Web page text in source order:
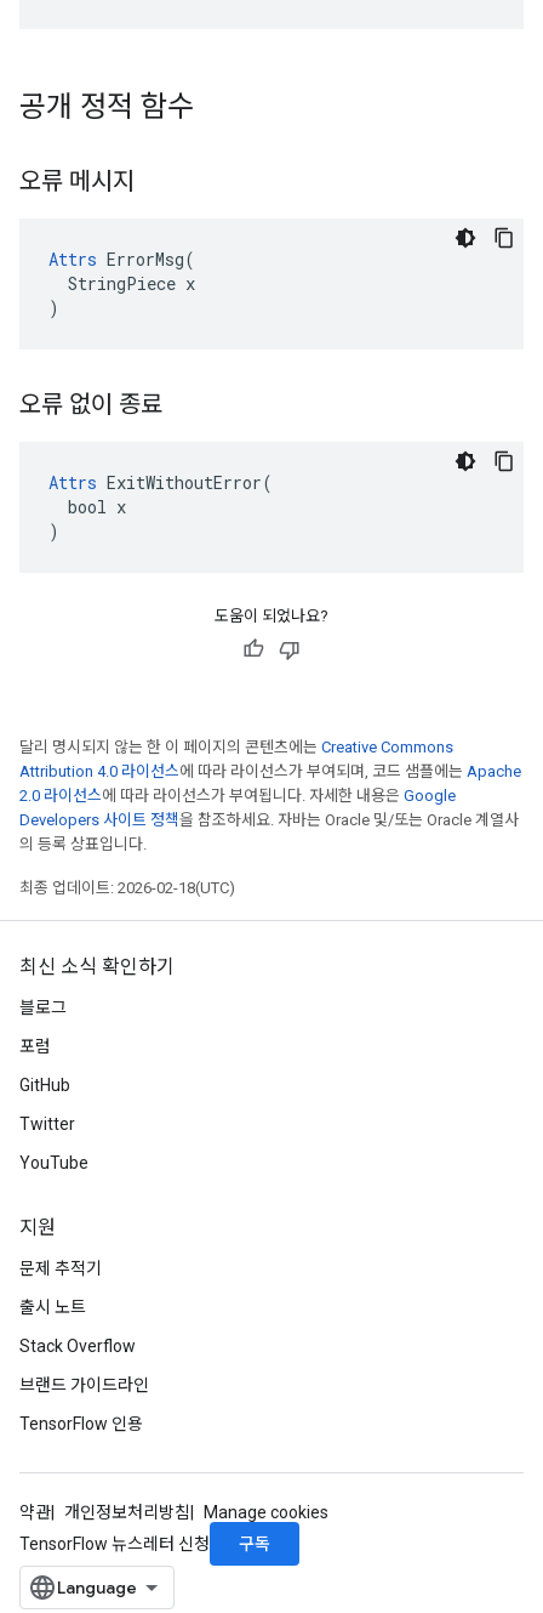
공개 정적 함수
오류 메시지
Attrs ErrorMsg(
  StringPiece x
)
오류 없이 종료
Attrs ExitWithoutError(
  bool x
)
도움이 되었나요?
달리 명시되지 않는 한 이 페이지의 콘텐츠에는 Creative Commons
Attribution 4.0 라이선스에 따라 라이선스가 부여되며, 코드 샘플에는 Apache
2.0 라이선스에 따라 라이선스가 부여됩니다. 자세한 내용은 Google
Developers 사이트 정책을 참조하세요. 자바는 Oracle 및/또는 Oracle 계열사
의 등록 상표입니다.
최종 업데이트: 2026-02-18(UTC)
최신 소식 확인하기
블로그
포럼
GitHub
Twitter
YouTube
지원
문제 추적기
출시 노트
Stack Overflow
브랜드 가이드라인
TensorFlow 인용
약관 개인정보처리방침
Manage cookies
TensorFlow 뉴스레터 신청
구독